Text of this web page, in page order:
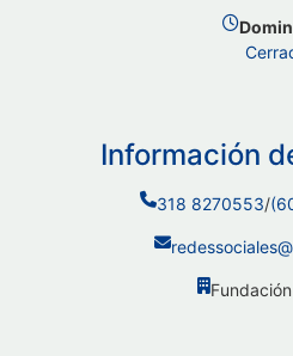
Información
318 8270553/